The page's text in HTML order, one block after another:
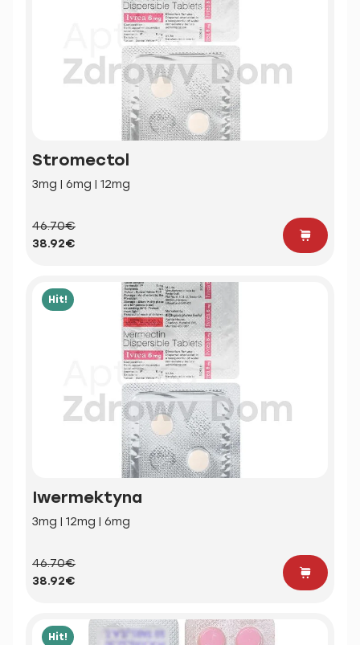
Stromectol
3mg | 6mg | 12mg
46.70€
38.92€
Hit!
Iwermektyna
3mg | 12mg | 6mg
46.70€
38.92€
Hit!